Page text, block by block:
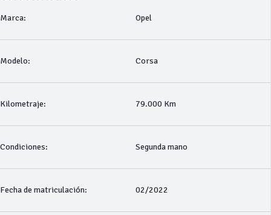
Marca: Opel
Modelo: Corsa
Kilometraje: 79.000 Km
Condiciones: Segunda mano
Fecha de matriculación: 02/2022